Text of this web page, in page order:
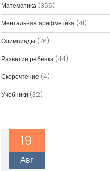
Математика(355)
Ментальная арифметика(41)
Олимпиады (76)
Развитие ребенка(44)
Скорочтение (4)
Учебники (32)
19
Авг